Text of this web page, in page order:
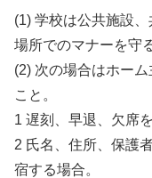
(1) 学校は公共施設
場所でのマナーを守
(2) 次の場合はホー
こと。
1 遅刻、早退、欠席
2 氏名、住所、保護
宿する場合。